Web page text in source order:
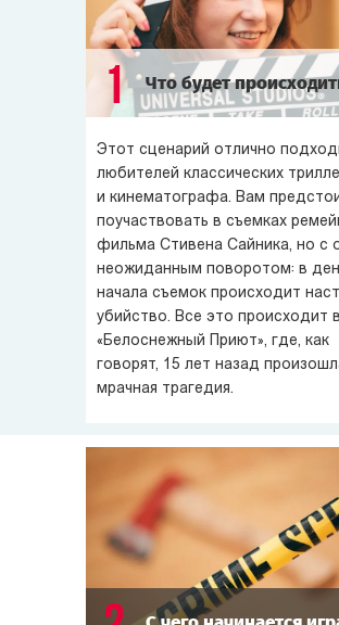
в шторм» в жанре классического
Сегодня утром съёмочная группа
«Белоснежный Приют», где по сюжету
произошло убийство. Встречая гостей,
рассказал, что именно здесь 15 лет
из постояльцев сошёл с ума и зарубил
и её любовника — хотя некоторые
вымысел для раскрутки отеля.
Шутки закончились, когда произошло
убийство. Жертвой оказался сам
Вам предстоит продолжить съёмки
и вычислить убийцу. А если убийца вы
и сбить следствие с толку.
1 Что будет
Этот сценарий отлично
любителей классических
и кинематографа. Вам
поучаствовать в съемках
фильма Стивена Сайника, но с
неожиданным поворотом: в
начала съемок происходит
убийство. Все это происходит
«Белоснежный Приют», где, как
говорят, 15 лет назад
мрачная трагедия.